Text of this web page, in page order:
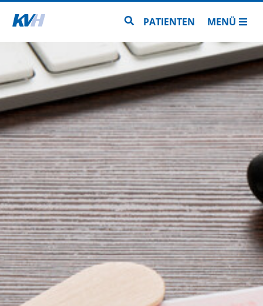
Zur Startseite Zur Seitensuche
PATIENTEN MENÜ